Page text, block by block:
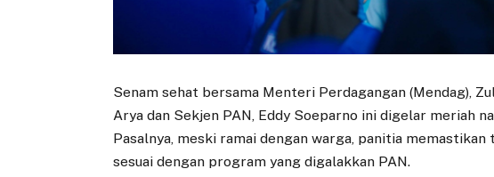
Senam sehat bersama Menteri Perdagangan (Mendag),
Arya dan Sekjen PAN, Eddy Soeparno ini digelar meriah
Pasalnya, meski ramai dengan warga, panitia memastikan
sesuai dengan program yang digalakkan PAN.